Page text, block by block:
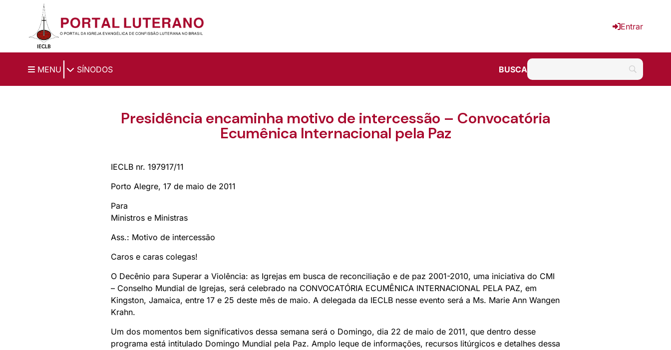
Ir para o conteúdo principal
Entrar
MENU SÍNODOS BUSCA
Presidência encaminha motivo de intercessão – Convocatória
Ecumênica Internacional pela Paz
IECLB nr. 197917/11
Porto Alegre, 17 de maio de 2011
Para
Ministros e Ministras
Ass.: Motivo de intercessão
Caros e caras colegas!
O Decênio para Superar a Violência: as Igrejas em busca de reconciliação e de paz 2001-2010, uma iniciativa do CMI
– Conselho Mundial de Igrejas, será celebrado na CONVOCATÓRIA ECUMÊNICA INTERNACIONAL PELA PAZ, em
Kingston, Jamaica, entre 17 e 25 deste mês de maio. A delegada da IECLB nesse evento será a Ms. Marie Ann Wangen
Krahn.
Um dos momentos bem significativos dessa semana será o Domingo, dia 22 de maio de 2011, que dentro desse
programa está intitulado Domingo Mundial pela Paz. Amplo leque de informações, recursos litúrgicos e detalhes dessa